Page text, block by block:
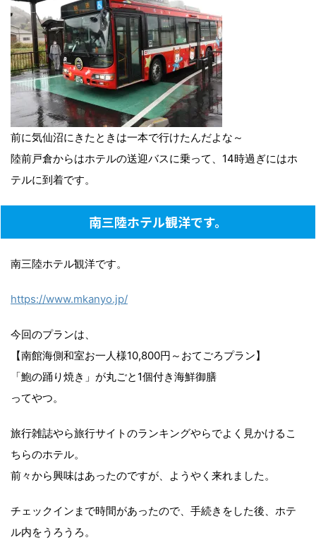
前に気仙沼にきたときは一本で行けたんだよな～
陸前戸倉からはホテルの送迎バスに乗って、14時過ぎにはホ
テルに到着です。
南三陸ホテル観洋です。
南三陸ホテル観洋です。
https://www.mkanyo.jp/
今回のプランは、
【南館海側和室お一人様10,800円～おてごろプラン】
「鮑の踊り焼き」が丸ごと1個付き海鮮御膳
ってやつ。
旅行雑誌やら旅行サイトのランキングやらでよく見かけるこ
ちらのホテル。
前々から興味はあったのですが、ようやく来れました。
チェックインまで時間があったので、手続きをした後、ホテ
ル内をうろうろ。